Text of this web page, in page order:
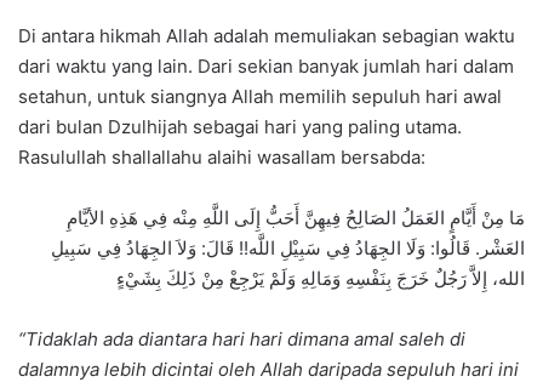
Di antara hikmah Allah adalah memuliakan sebagian waktu
dari waktu yang lain. Dari sekian banyak jumlah hari dalam
setahun, untuk siangnya Allah memilih sepuluh hari awal
dari bulan Dzulhijah sebagai hari yang paling utama.
Rasulullah shallallahu alaihi wasallam bersabda:
مَا مِنْ أَيَّامٍ العَمَلُ الصَالِحُ فِيهِنَّ أَحَبُّ إِلَى اللَّهِ مِنْه فِي هَذِهِ الأيَّامِ
العَشْر. قَالُوا: وَلَا الجِهَادُ فِي سَبِيْلِ اللَّه!! قَالَ: وَلاَ الجِهَادُ فِي سَبِيلِ
الله، إِلاَّ رَجُلٌ خَرَجَ بِنَفْسِهِ وَمَالِهِ وَلَمْ يَرْجِعْ مِنْ ذَلِكَ بِشَيْءٍ
“Tidaklah ada diantara hari hari dimana amal saleh di
dalamnya lebih dicintai oleh Allah daripada sepuluh hari ini